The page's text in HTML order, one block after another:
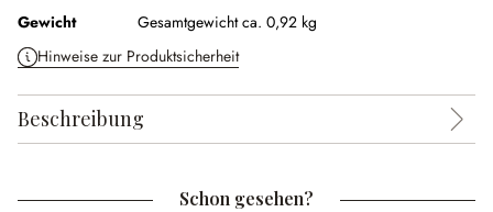
Gewicht
Gesamtgewicht ca. 0,92 kg
Hinweise zur Produktsicherheit
Beschreibung
Schon gesehen?